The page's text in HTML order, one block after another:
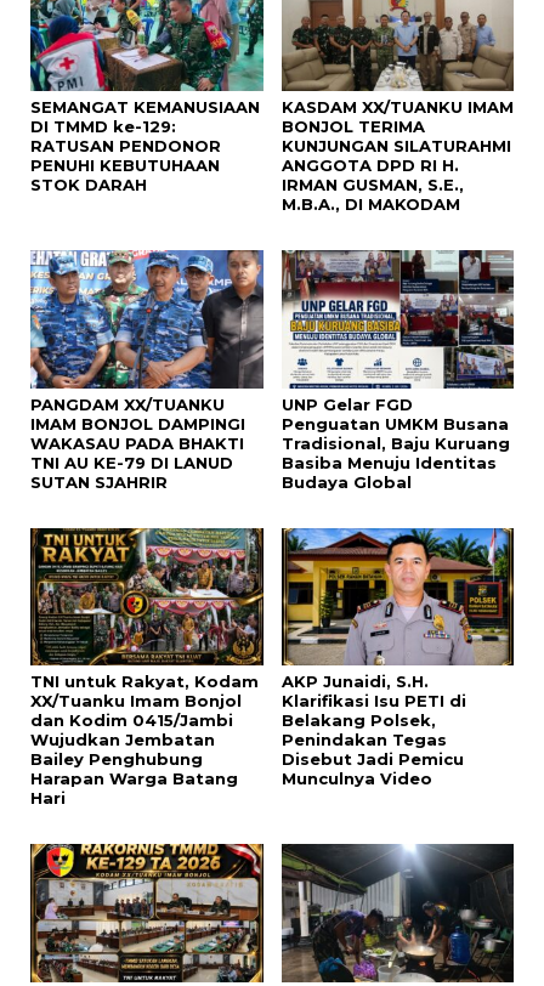
SEMANGAT KEMANUSIAAN
DI TMMD ke-129:
RATUSAN PENDONOR
PENUHI KEBUTUHAAN
STOK DARAH
KASDAM XX/TUANKU IMAM
BONJOL TERIMA
KUNJUNGAN SILATURAHMI
ANGGOTA DPD RI H.
IRMAN GUSMAN, S.E.,
M.B.A., DI MAKODAM
PANGDAM XX/TUANKU
IMAM BONJOL DAMPINGI
WAKASAU PADA BHAKTI
TNI AU KE-79 DI LANUD
SUTAN SJAHRIR
UNP Gelar FGD
Penguatan UMKM Busana
Tradisional, Baju Kuruang
Basiba Menuju Identitas
Budaya Global
TNI untuk Rakyat, Kodam
XX/Tuanku Imam Bonjol
dan Kodim 0415/Jambi
Wujudkan Jembatan
Bailey Penghubung
Harapan Warga Batang
Hari
AKP Junaidi, S.H.
Klarifikasi Isu PETI di
Belakang Polsek,
Penindakan Tegas
Disebut Jadi Pemicu
Munculnya Video